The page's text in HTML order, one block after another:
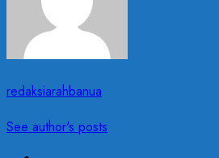
redaksiarahbanua
See author's posts